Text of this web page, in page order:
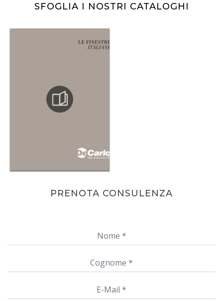
SFOGLIA I NOSTRI CATALOGHI
PRENOTA CONSULENZA